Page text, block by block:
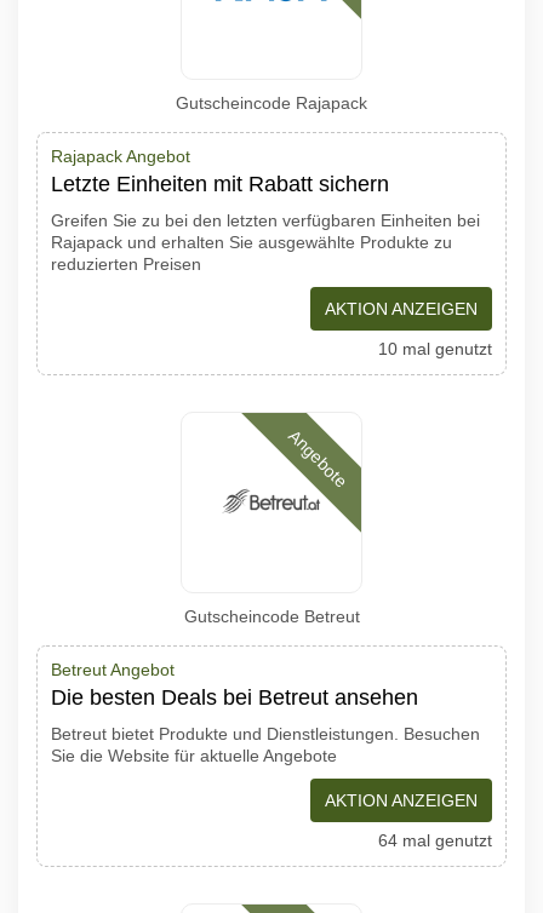
Gutscheincode Rajapack
Rajapack Angebot
Letzte Einheiten mit Rabatt sichern
Greifen Sie zu bei den letzten verfügbaren Einheiten bei
Rajapack und erhalten Sie ausgewählte Produkte zu
reduzierten Preisen
AKTION ANZEIGEN
10 mal genutzt
Angebote
Gutscheincode Betreut
Betreut Angebot
Die besten Deals bei Betreut ansehen
Betreut bietet Produkte und Dienstleistungen. Besuchen
Sie die Website für aktuelle Angebote
AKTION ANZEIGEN
64 mal genutzt